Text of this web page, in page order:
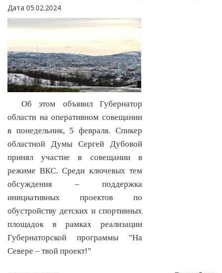
Дата 05.02.2024
Об этом объявил Губернатор
области на оперативном совещании
в понедельник, 5 февраля. Спикер
областной Думы Сергей Дубовой
принял участие в совещании в
режиме ВКС. Среди ключевых тем
обсуждения – поддержка
инициативных проектов по
обустройству детских и спортивных
площадок в рамках реализации
Губернаторской программы "На
Севере – твой проект!"